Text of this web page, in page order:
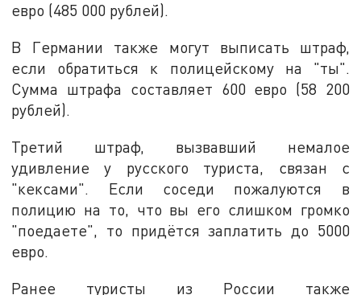
евро (485 000 рублей).
В Германии также могут выписать штраф,
если обратиться к полицейскому на "ты".
Сумма штрафа составляет 600 евро (58 200
рублей).
Третий штраф, вызвавший немалое
удивление у русского туриста, связан с
"кексами". Если соседи пожалуются в
полицию на то, что вы его слишком громко
"поедаете", то придётся заплатить до 5000
евро.
Ранее туристы из России также